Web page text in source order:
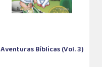
Aventuras Bíblicas (Vol. 3)